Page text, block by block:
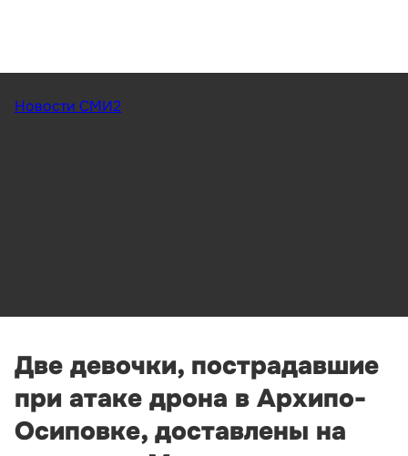
Новости СМИ2
Две девочки, пострадавшие
при атаке дрона в Архипо-
Осиповке, доставлены на